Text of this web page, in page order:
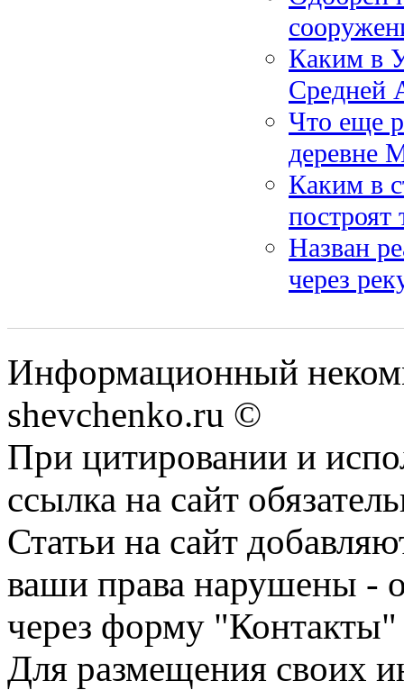
Каким в
Средней
Что еще
деревне
Каким в
Назван
через
Информационный
shevchenko.ru ©
При цитировании и
ссылка на сайт
Статьи на сайт
ваши права нарушены -
через форму "Контакты"
Для размещения своих